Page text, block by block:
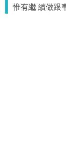
惟有繼 續做跟